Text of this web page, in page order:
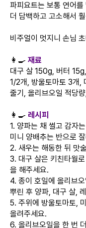
파피요트는 보통 연어를
더 담백하고 고소해서
비주얼이 멋지니 손님
👩‍🍳 재료
대구 살 150g, 버터
1/2개, 방울토마토 3개,
줄기, 올리브오일 적당
👩‍🍳 레시피
1. 양파는 채 썰고 감자
미니 양배추는 반으로
2. 새우는 해동한 뒤 맛
3. 대구 살은 키친타월
을 해주세요.
4. 종이 호일에 올리브
뿌린 후 양파, 대구 살,
5. 주위에 방울토마토,
올려주세요.
6. 올리브오일을 한 번